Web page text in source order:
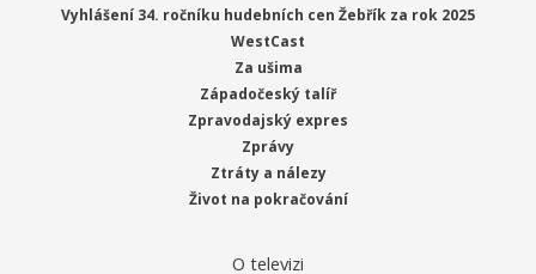
Vyhlášení 34. ročníku hudebních cen Žebřík za rok 2025
WestCast
Za ušima
Západočeský talíř
Zpravodajský expres
Zprávy
Ztráty a nálezy
Život na pokračování
O televizi